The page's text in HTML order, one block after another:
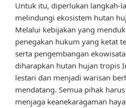
Untuk itu, diperlukan langkah-
melindungi ekosistem hutan
Melalui kebijakan yang
penegakan hukum yang ketat
serta pengembangan
diharapkan hutan hujan tropis
lestari dan menjadi warisan
mendatang. Semua pihak
menjaga keanekaragaman